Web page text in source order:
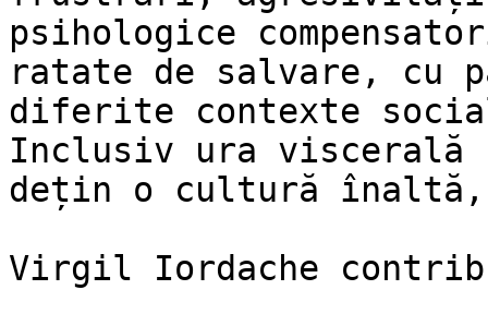
psihologice
ratate de salvare,
diferite contexte
Inclusiv ura viscerală
dețin o cultură
Virgil Iordache